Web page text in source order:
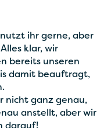
ihr gerne, aber
klar, wir
bereits unseren
damit beauftragt,
nicht ganz genau,
anstellt, aber wir